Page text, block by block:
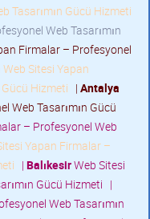
Tasarımın Gücü Hizmeti
Web Tasarımın
Firmalar – Profesyonel
Web Sitesi Yapan
Hizmeti | Antalya
Web Tasarımın Gücü
– Profesyonel Web
Yapan Firmalar –
| BalıkesirWeb Sitesi
Gücü Hizmeti |
Web Tasarımın